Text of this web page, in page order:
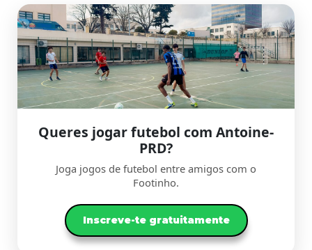
Queres jogar futebol com Antoine-
PRD?
Joga jogos de futebol entre amigos com o
Footinho.
Inscreve-te gratuitamente